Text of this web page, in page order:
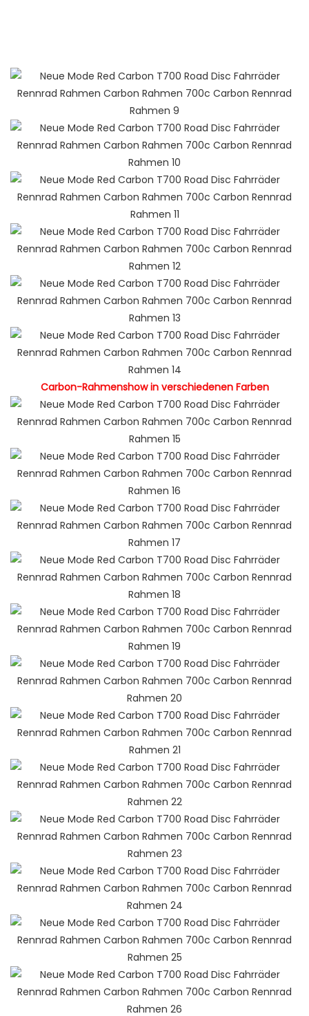
Carbon-Rahmenshow in verschiedenen Farben